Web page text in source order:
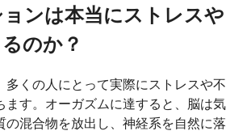
ンは本当にストレスや
のか？
多くの人にとって実際にストレスや不
ます。オーガズムに達すると、脳は気
の混合物を放出し、神経系を自然に落